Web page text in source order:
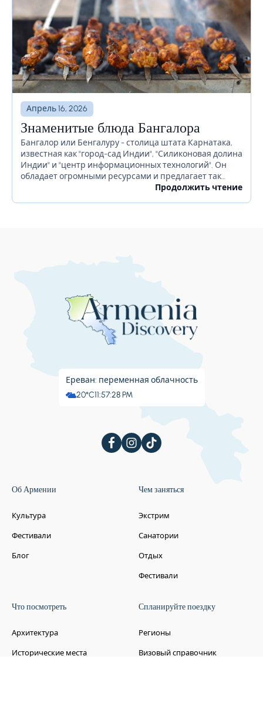
Апрель 16, 2026
Знаменитые блюда Бангалора
Бангалор или Бенгалуру - столица штата Карнатака,
известная как "город-сад Индии", "Силиконовая долина
Индии" и "центр информационных технологий". Он
обладает огромными ресурсами и предлагает так
много для своих жителей. Бангалор славится
Продолжить чтение
Ереван: переменная облачность
20°C11:57:28 PM
Об Армении
Культура
Фестивали
Блог
Чем заняться
Экстрим
Санатории
Отдых
Фестивали
Что посмотреть
Архитектура
Исторические места
Спланируйте поездку
Регионы
Визовый справочник